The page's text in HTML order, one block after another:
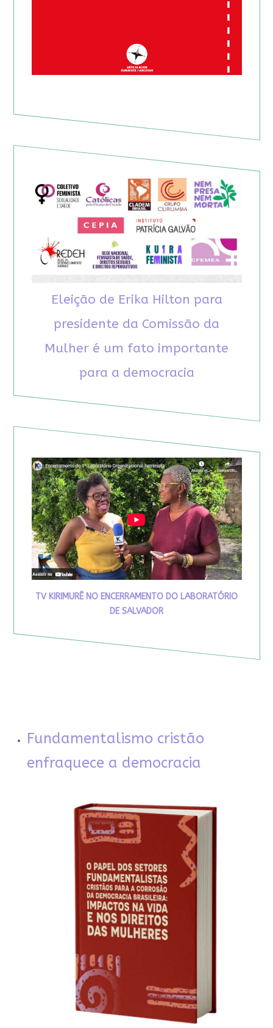
Eleição de Erika Hilton para
presidente da Comissão da
Mulher é um fato importante
para a democracia
TV KIRIMURÊ NO ENCERRAMENTO DO LABORATÓRIO
DE SALVADOR
Fundamentalismo cristão
enfraquece a democracia